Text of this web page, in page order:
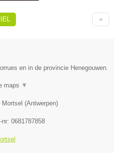
en in de provincie Henegouwen.
maps ▼
Mortsel (Antwerpen)
nr: 0681787858